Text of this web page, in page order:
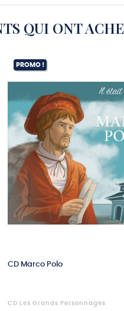
QUI ONT
PROMO !
CD Marco Polo
CD Les Grands Personnages